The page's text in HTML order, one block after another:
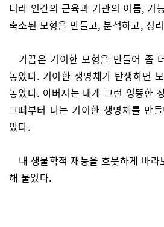
니라 인간의 근육과 기관의 이름, 기
축소된 모형을 만들고, 분석하고, 정
가끔은 기이한 모형을 만들어 좀
놓았다. 기이한 생명체가 탄생하면
놓았다. 아버지는 내게 그런 엉뚱한
그때부터 나는 기이한 생명체를 만
았다.
내 생물학적 재능을 흐뭇하게 바
해 물었다.